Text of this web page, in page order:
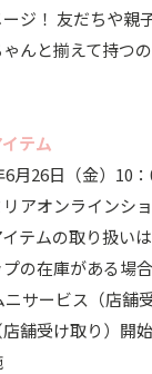
ジ！ 友だちや親
んと揃えて持つの
テム
月26日（金）10
アオンラインシ
テムの取り扱い
の在庫がある場
ニサービス（店舗
舗受け取り）開